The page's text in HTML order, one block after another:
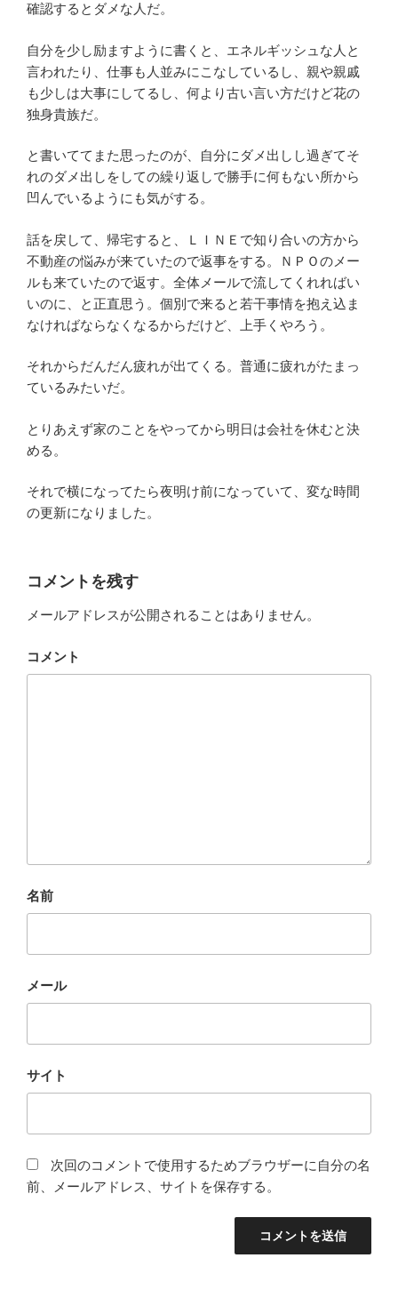
確認するとダメな人だ。
自分を少し励ますように書くと、エネルギッシュな人と
言われたり、仕事も人並みにこなしているし、親や親戚
も少しは大事にしてるし、何より古い言い方だけど花の
独身貴族だ。
と書いててまた思ったのが、自分にダメ出しし過ぎてそ
れのダメ出しをしての繰り返しで勝手に何もない所から
凹んでいるようにも気がする。
話を戻して、帰宅すると、ＬＩＮＥで知り合いの方から
不動産の悩みが来ていたので返事をする。ＮＰＯのメー
ルも来ていたので返す。全体メールで流してくれればい
いのに、と正直思う。個別で来ると若干事情を抱え込ま
なければならなくなるからだけど、上手くやろう。
それからだんだん疲れが出てくる。普通に疲れがたまっ
ているみたいだ。
とりあえず家のことをやってから明日は会社を休むと決
める。
それで横になってたら夜明け前になっていて、変な時間
の更新になりました。
コメントを残す
メールアドレスが公開されることはありません。
コメント
名前
メール
サイト
次回のコメントで使用するためブラウザーに自分の名
前、メールアドレス、サイトを保存する。